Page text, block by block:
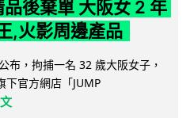
後棄單 大阪女 2 年
,火影周邊產品
布，拘捕一名 32 歲大阪女子，
下官方網店「JUMP